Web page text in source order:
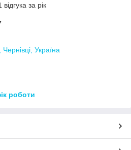
за рік
Україна
роботи